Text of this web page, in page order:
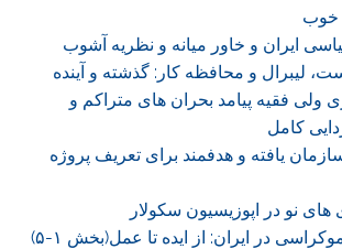
خوب
ایران و خاور میانه و نظریه آشوب
لیبرال و محافظه کار: گذشته و آینده
ولی فقیه پیامد بحران های متراکم و
کامل
یافته و هدفمند برای تعریف پروژه
نو در اپوزیسیون سکولار
در ایران: از ایده تا عمل(بخش ۱-۵)